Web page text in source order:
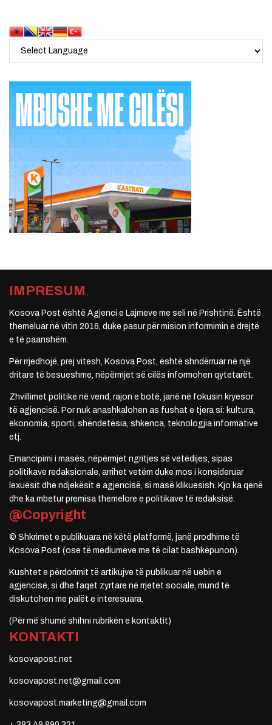
IMPRESUM
Kosova Post është Agjenci e Lajmeve me seli në Prishtinë. Është
themeluar në vitin 2016, duke pasur për mision informimin e drejtë
e të paanshëm.
Për rrjedhojë, prej vitesh, Kosova Post, është shndërruar në një
dritare të besueshme, nëpërmjet së cilës informohen qytetarët.
Zhvillimet politike në vend, rajon e botë, janë në fokusin kryesor
të agjencisë. Por nuk anashkalohen as fushat e tjera si: kultura,
ekonomia, sporti, shëndetësia, shkenca, teknologjia informative
etj.
Emancipimi i masës, nëpërmjet ngritjes së vetëdijes, sipas
politikave redaksionale, arrihet vetëm duke mos i konsideruar
lexuesit dhe ndjekësit e agjencisë, si masë klikuesish. Kjo ka qenë
dhe ka mbetur premisa themelore e politikave të redaksisë.
@Copyright
© Shkrimet e publikuara në këtë platformë, janë prodhime të
Kosova Post (ose të mediumeve me të cilat bashkëpunon).
Kushtet e përdorimit të artikujve të publikuar në uebin e
agjencisë, si dhe faqet zyrtare në rrjetet sociale, mund të
diskutohen me palët e interesuara.
(Për më shumë shihni rubrikën e kontaktit)
KONTAKTI
kosovapost.net
kosovapost.net@gmail.com
kosovapost.marketing@gmail.com